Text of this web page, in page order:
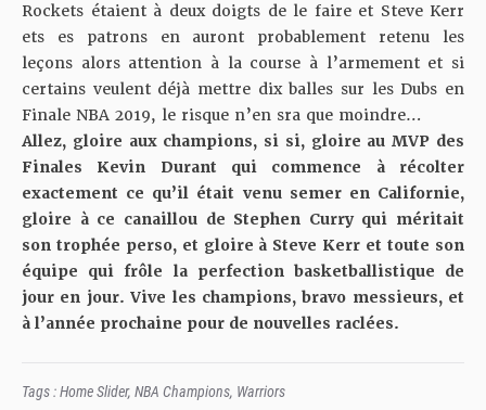
Rockets étaient à deux doigts de le faire et Steve Kerr
ets es patrons en auront probablement retenu les
leçons alors attention à la course à l’armement et si
certains veulent déjà mettre dix balles sur les Dubs en
Finale NBA 2019, le risque n’en sra que moindre…
Allez, gloire aux champions, si si, gloire au MVP des
Finales Kevin Durant qui commence à récolter
exactement ce qu’il était venu semer en Californie,
gloire à ce canaillou de Stephen Curry qui méritait
son trophée perso, et gloire à Steve Kerr et toute son
équipe qui frôle la perfection basketballistique de
jour en jour. Vive les champions, bravo messieurs, et
à l’année prochaine pour de nouvelles raclées.
Tags :Home Slider, NBA Champions, Warriors